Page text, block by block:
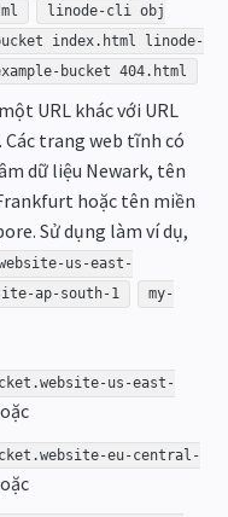
linode-cli obj
index.html linode-
bucket 404.html
URL khác với URL
trang web tĩnh có
dữ liệu Newark, tên
hoặc tên miền
Sử dụng làm ví dụ,
us-east-
ap-south-1
my-
us-east-
eu-central-